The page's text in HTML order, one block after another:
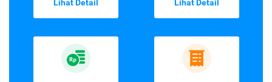
Lihat Detail Lihat Detail